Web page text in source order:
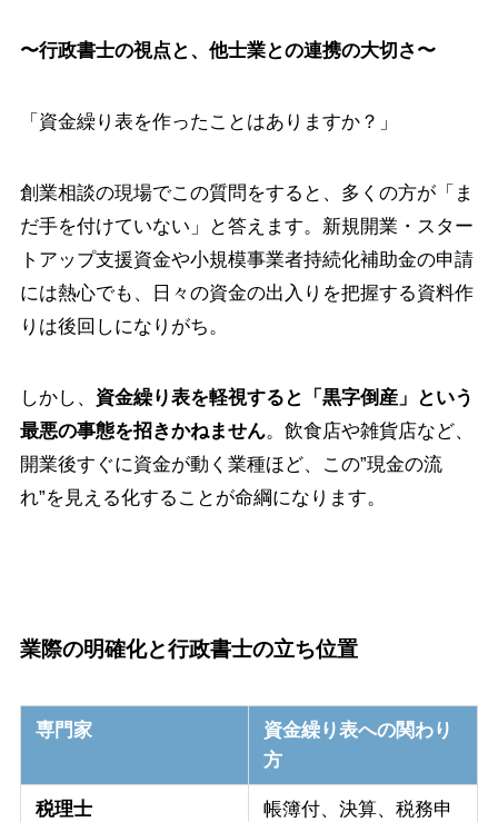
〜行政書士の視点と、他士業との連携の大切さ〜
「資金繰り表を作ったことはありますか？」
創業相談の現場でこの質問をすると、多くの方が「ま
だ手を付けていない」と答えます。新規開業・スター
トアップ支援資金や小規模事業者持続化補助金の申請
には熱心でも、日々の資金の出入りを把握する資料作
りは後回しになりがち。
しかし、 資金繰り表を軽視すると「黒字倒産」という
最悪の事態を招きかねません。飲食店や雑貨店など、
開業後すぐに資金が動く業種ほど、この”現金の流
れ”を見える化することが命綱になります。
業際の明確化と行政書士の立ち位置
専門家
資金繰り表への関わり
方
税理士
帳簿付、決算、税務申